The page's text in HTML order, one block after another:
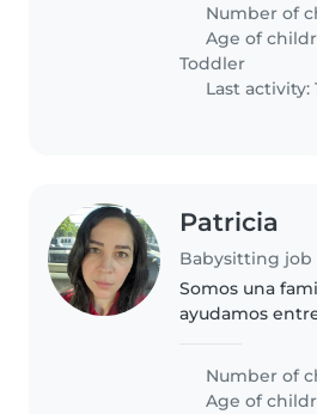
paciente y que
cocinando y
hogar...
Number of
Age of
Toddler
Last activity:
Patricia
Babysitting job
Somos una
ayudamos
Number of
Age of